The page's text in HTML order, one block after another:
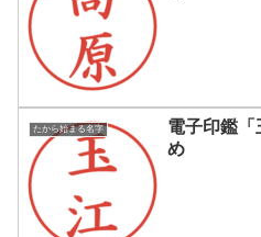
たから始まる名字
電子印鑑「
め